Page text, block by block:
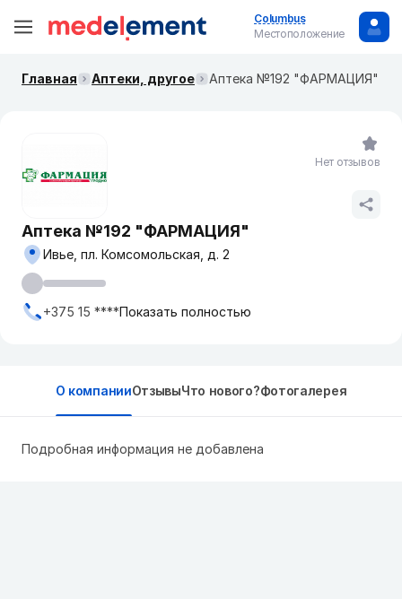
Columbus
Местоположение
Главная Аптеки, другое Аптека №192 "ФАРМАЦИЯ"
Аптека №192 "ФАРМАЦИЯ"
Ивье, пл. Комсомольская, д. 2
+375 15 ****Показать полностью
Нет отзывов
О компанииОтзывыЧто нового?Фотогалерея
Подробная информация не добавлена